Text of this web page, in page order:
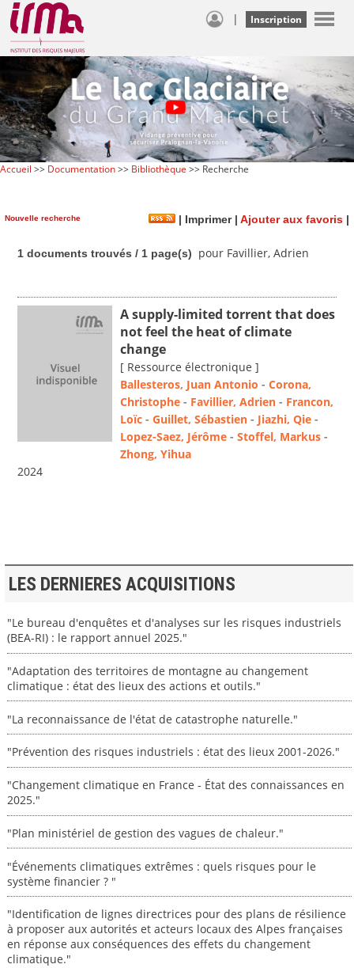
| Inscription
Accueil >> Documentation>> Bibliothèque >> Recherche
Nouvelle recherche | Imprimer| Ajouter aux favoris |
1 documents trouvés / 1 page(s) pour Favillier, Adrien
A supply-limited torrent that does
not feel the heat of climate
change
[ Ressource électronique ]
Ballesteros, Juan Antonio - Corona,
Christophe - Favillier, Adrien - Francon,
Loïc - Guillet, Sébastien - Jiazhi, Qie -
Lopez-Saez, Jérôme - Stoffel, Markus -
Zhong, Yihua
2024
LES DERNIERES ACQUISITIONS
"Le bureau d'enquêtes et d'analyses sur les risques industriels
(BEA-RI) : le rapport annuel 2025."
"Adaptation des territoires de montagne au changement
climatique : état des lieux des actions et outils."
"La reconnaissance de l'état de catastrophe naturelle."
"Prévention des risques industriels : état des lieux 2001-2026."
"Changement climatique en France - État des connaissances en
2025."
"Plan ministériel de gestion des vagues de chaleur."
"Événements climatiques extrêmes : quels risques pour le
système financier ? "
"Identification de lignes directrices pour des plans de résilience
à proposer aux autorités et acteurs locaux des Alpes françaises
en réponse aux conséquences des effets du changement
climatique."